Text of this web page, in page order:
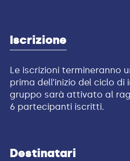
Iscrizione
Le iscrizioni termineranno
prima dell’inizio del ciclo di
gruppo sarà attivato al
6 partecipanti iscritti.
Destinatari